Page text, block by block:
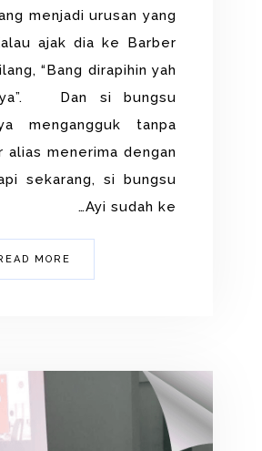
menjadi urusan yang
ajak dia ke Barber
“Bang dirapihin yah
Dan si bungsu
mengangguk tanpa
alias menerima dengan
sekarang, si bungsu
Ayi sudah ke…
MORE »